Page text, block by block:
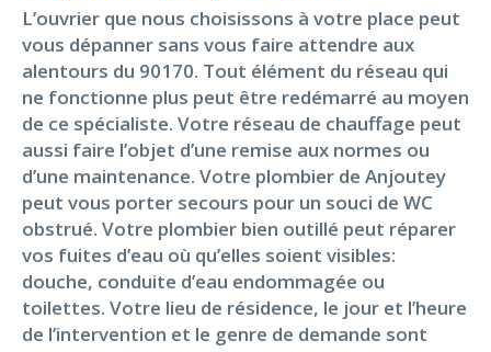
L’ouvrier que nous choisissons à votre place peut
vous dépanner sans vous faire attendre aux
alentours du 90170. Tout élément du réseau qui
ne fonctionne plus peut être redémarré au moyen
de ce spécialiste. Votre réseau de chauffage peut
aussi faire l’objet d’une remise aux normes ou
d’une maintenance. Votre plombier de Anjoutey
peut vous porter secours pour un souci de WC
obstrué. Votre plombier bien outillé peut réparer
vos fuites d’eau où qu’elles soient visibles:
douche, conduite d’eau endommagée ou
toilettes. Votre lieu de résidence, le jour et l’heure
de l’intervention et le genre de demande sont